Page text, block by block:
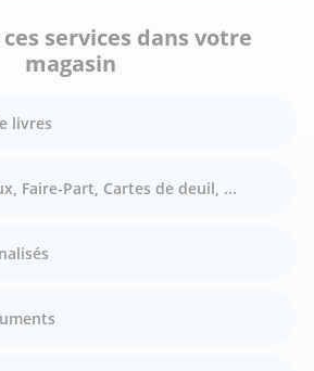
services dans votre
magasin
livres
Faire-Part, Cartes de deuil, ...